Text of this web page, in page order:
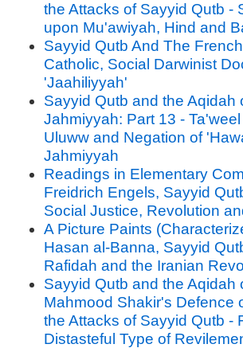
the Attacks of Sayyid Qutb -
upon Mu'awiyah, Hind and
Sayyid Qutb And The
Catholic, Social Darwinist
'Jaahiliyyah'
Sayyid Qutb and the Aqidah
Jahmiyyah: Part 13 -
Uluww and Negation of
Jahmiyyah
Readings in Elementary
Freidrich Engels, Sayyid
Social Justice, Revolution
A Picture Paints
Hasan al-Banna, Sayyid
Rafidah and the Iranian
Sayyid Qutb and the Aqidah
Mahmood Shakir's Defence
the Attacks of Sayyid Qutb -
Distasteful Type of